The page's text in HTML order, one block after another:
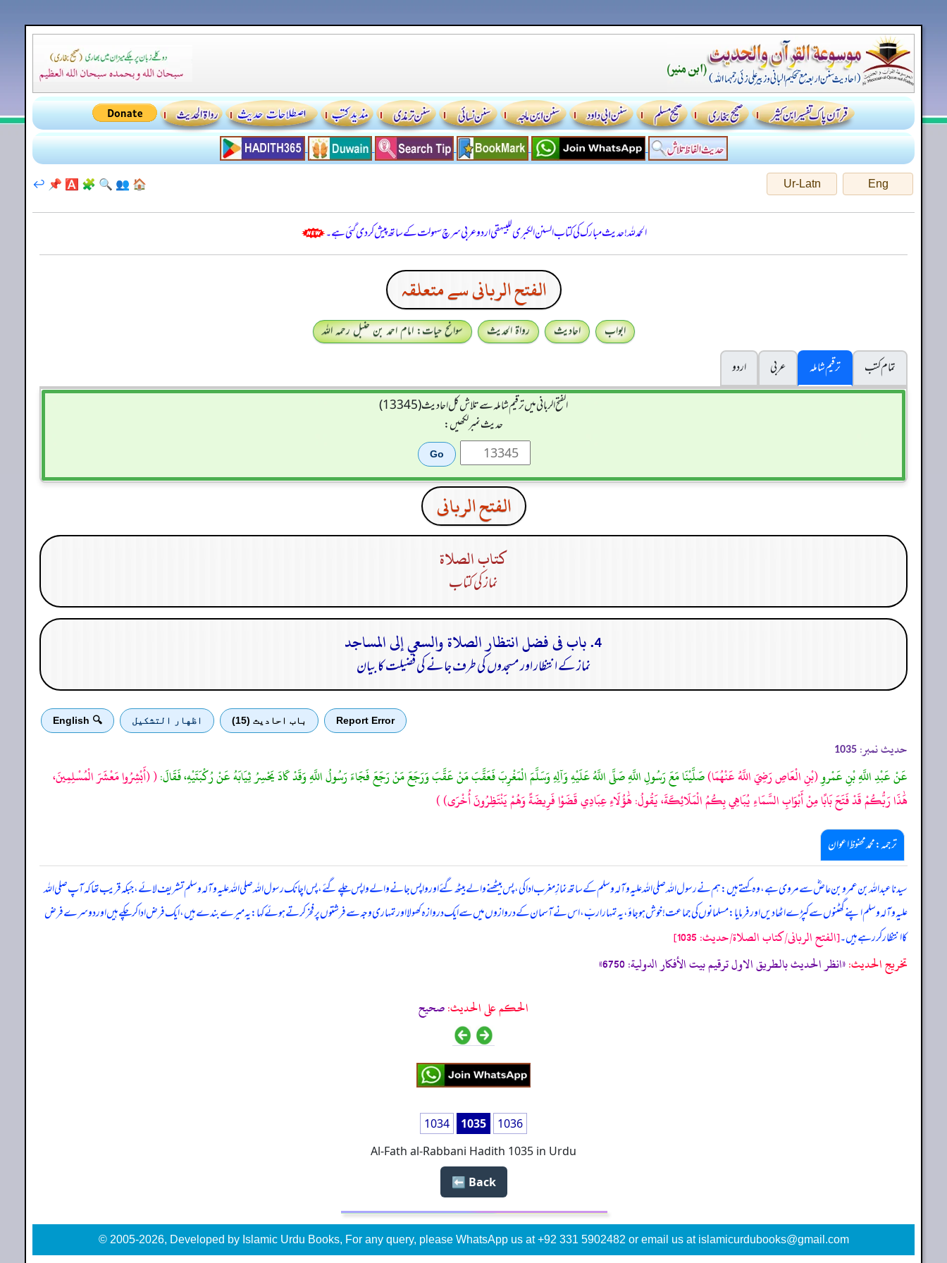
Eng
Ur-Latn
🏠
👥
🔍
🧩
🅰️
📌
↩️
الحمدللہ! حدیث مبارک کی کتاب السنن الكبرى للبيهقي اردو عربی سرچ سہولت کے ساتھ پیش کر دی گئی ہے۔
الفتح الربانی سے متعلقہ
ابواب احادیث رواۃ الحدیث
سوانح حیات: امام احمد بن حنبل رحمہ اللہ
تمام کتب
ترقیم شاملہ عربی
اردو
الفتح الربانی میں ترقیم شاملہ سے تلاش کل احادیث (13345)
حدیث نمبر لکھیں:
الفتح الربانی
كتاب الصلاة
نماز کی کتاب
4. باب فى فضل انتظار الصلاة والسعي إلى المساجد
نماز کے انتظار اور مسجدوں کی طرف جانے کی فضیلت کا بیان
Report Error باب احادیث (15) اظهار التشكيل 🔍 English
حدیث نمبر: 1035
عَنْ عَبْدِ اللَّهِ بْنِ عَمْروِ(بْنِ الْعَاصِ رَضِيَ اللَّهُ عَنْهُمَا)صَلَّيْنَا مَعَ رَسُولِ اللَّهِ صَلَّى اللَّهُ عَلَيْهِ وَآلِهِ وَسَلَّمَ الْمَغْرِبَ فَعَقَّبَ مَنْ عَقَّبَ وَرَجَعَ مَنْ رَجَعَ فَجَاءَ رَسُولُ اللَّهِ وَقَدْ كَادَ يَحْسِرُ ثِيَابَهُ عَنْ رُكْبَتَيْهِ، فَقَالَ:((أَبْشِرُوا مَعْشَرَ الْمُسْلِمِينَ،
هَٰذَا رَبُّكُمْ قَدْ فَتَحَ بَابًا مِنْ أَبْوَابِ السَّمَاءِ يُبَاهِي بِكُمُ الْمَلَائِكَةَ، يَقُولُ: هَٰؤُلَاءِ عِبَادِي قَضَوْا فَرِيضَةً وَهُمْ يَنْتَظِرُونَ أُخْرَى))
ترجمہ:محمد محفوظ اعوان
سیدنا عبد اللہ بن عمرو بن عاصؓ سے مروی ہے، وہ کہتے ہیں: ہم نے رسول اللہ صلی اللہ علیہ وآلہ وسلم کے ساتھ نمازِ مغرب ادا کی، پس بیٹھنے والے بیٹھ گئے اور واپس جانے والے واپس چلے گئے، پس اچانک رسول اللہ صلی اللہ علیہ وآلہ وسلم تشریف لائے، جبکہ قریب تھا کہ آپ صلی اللہ
علیہ وآلہ وسلم اپنے گھٹنوں سے کپڑے اٹھا دیں اور فرمایا: مسلمانوں کی جماعت! خوش ہو جاؤ، یہ تمہارا ربّ، اس نے آسمان کے دروازوں میں سے ایک دروازہ کھولا اور تمہاری وجہ سے فرشتوں پر فخر کرتے ہوئے کہا: یہ میرے بندے ہیں، ایک فرض ادا کر چکے ہیں اور دوسرے فرض
کا انتظار کر رہے ہیں۔[الفتح الربانی/كتاب الصلاة/حدیث: 1035]
تخریج الحدیث:«انظر الحديث بالطريق الاول ترقیم بيت الأفكار الدولية: 6750»
الحكم على الحديث:صحیح
1034 1035
1036
Al-Fath al-Rabbani Hadith 1035 in Urdu
Back ⬅️
© 2005-2026, Developed by Islamic Urdu Books, For any query, please WhatsApp us at +92 331 5902482 or email us at islamicurdubooks@gmail.com